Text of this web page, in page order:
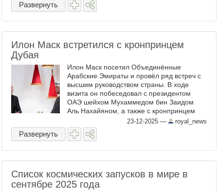
Развернуть
Илон Маск встретился с кронпринцем
Дубая
Илон Маск посетил Объединённые
Арабские Эмираты и провёл ряд встреч с
высшим руководством страны. В ходе
визита он побеседовал с президентом
ОАЭ шейхом Мухаммедом бин Заидом
Аль Нахайяном, а также с кронпринцем
Дубая шейхом Хамданом бин
Мухаммедом Аль Мактумом. Наследный
принц Хамдан ...
23-12-2025 — royal_news
Развернуть
Список космических запусков в мире в
сентябре 2025 года